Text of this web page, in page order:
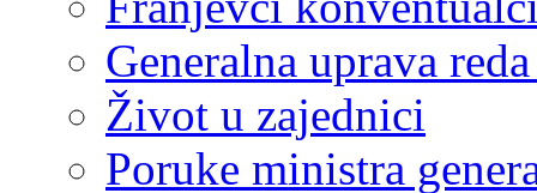
Generalna uprava
Život u zajednici
Poruke ministra